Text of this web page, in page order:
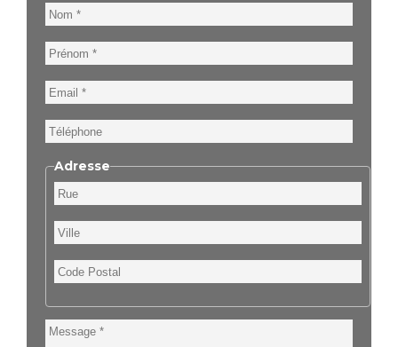
Nom
Prénom
Email
Téléphone
Adresse
Rue
Ville
Code
Postal
Message